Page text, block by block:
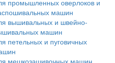
промышленных оверлоков и
машин
вышивальных и швейно-
машин
петельных и пуговичных
мешкозашивочных машин